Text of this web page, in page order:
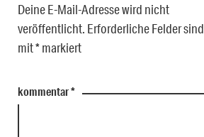
Deine E-Mail-Adresse wird nicht
veröffentlicht. Erforderliche Felder sind
mit*markiert
kommentar*